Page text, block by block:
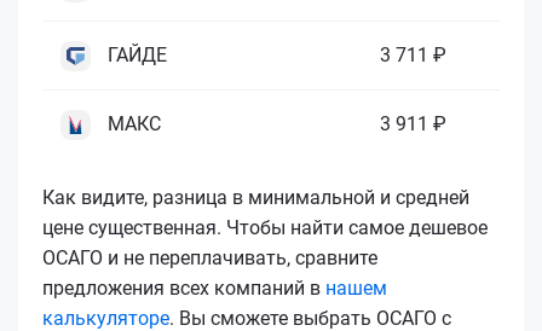
ГАЙДЕ 3 711 ₽
МАКС 3 911 ₽
Как видите, разница в минимальной и средней
цене существенная. Чтобы найти самое дешевое
ОСАГО и не переплачивать, сравните
предложения всех компаний в нашем
калькуляторе. Вы сможете выбрать ОСАГО с